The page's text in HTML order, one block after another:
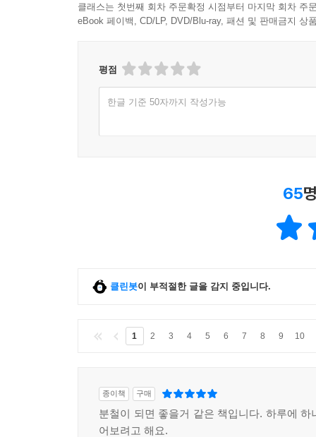
클래스는 첫번째 회차 주문확정 시점부터 마지막 회차 주
eBook 페이백, CD/LP, DVD/Blu-ray, 패션 및 판매금지 상
평점
한글 기준 50자까지 작성가능
65
클린봇이 부적절한 글을 감지 중입니다.
1 2 3 4 5 6 7 8 9 10
종이책 구매
분철이 되면 좋을거 같은 책입니다. 하루에 하
어보려고 해요.